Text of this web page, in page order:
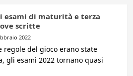
esami di maturità e terza
scritte
2022
regole del gioco erano state
gli esami 2022 tornano quasi